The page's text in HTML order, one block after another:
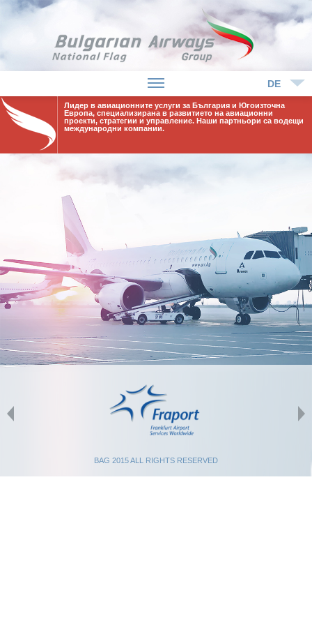
DE
Лидер в авиaционните услуги за България и Югоизточна
Европа, специализирана в развитието на авиационни
проекти, стратегии и управление. Наши партньори са водещи
международни компании.
Previous
BAG 2015 ALL RIGHTS RESERVED